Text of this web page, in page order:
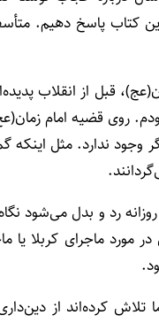
کتاب پاسخ دهیم.
قبل از انقلاب
روی قضیه امام
وجود ندارد. مثل
رد و بدل می‌شود
مورد ماجرای کربلا یا
تلاش کرده‌اند از